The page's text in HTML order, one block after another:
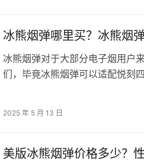
冰熊烟弹哪里买？冰熊烟
冰熊烟弹对于大部分电子烟用户
们，毕竟冰熊烟弹可以适配悦刻
2025 年 5 月 13 日
美版冰熊烟弹价格多少？